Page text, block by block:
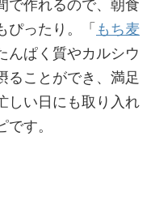
で作れるので、朝食
ぴったり。「 もち麦
んぱく質やカルシウ
ることができ、満足
しい日にも取り入れ
す。